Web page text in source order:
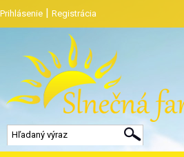
Prihlásenie | Registrácia